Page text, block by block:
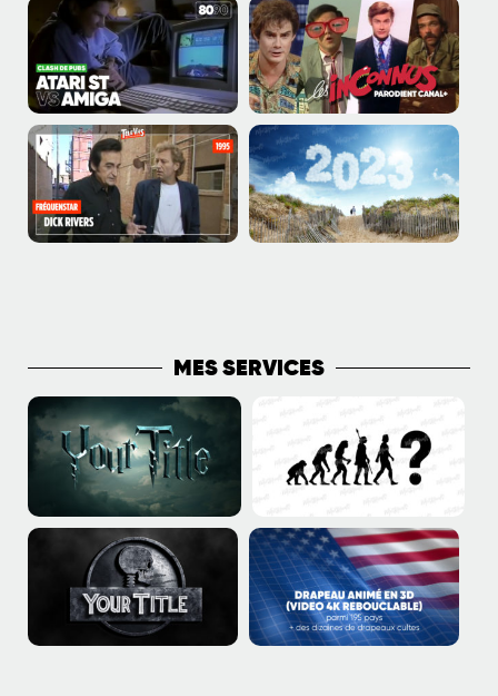
MES SERVICES